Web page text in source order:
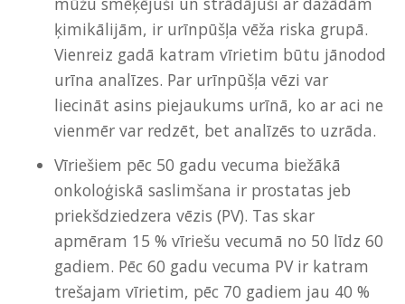
ķimikālijām, ir urīnpūšļa vēža riska grupā.
Vienreiz gadā katram vīrietim būtu jānodod
urīna analīzes. Par urīnpūšļa vēzi var
liecināt asins piejaukums urīnā, ko ar aci ne
vienmēr var redzēt, bet analīzēs to uzrāda.
Vīriešiem pēc 50 gadu vecuma biežākā
onkoloģiskā saslimšana ir prostatas jeb
priekšdziedzera vēzis (PV). Tas skar
apmēram 15 % vīriešu vecumā no 50 līdz 60
gadiem. Pēc 60 gadu vecuma PV ir katram
trešajam vīrietim, pēc 70 gadiem jau 40 %